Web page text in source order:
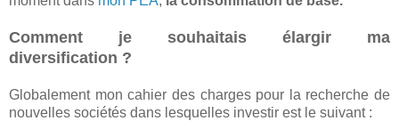
Comment je souhaitais élargir ma
diversification ?
Globalement mon cahier des charges pour la recherche de
nouvelles sociétés dans lesquelles investir est le suivant :